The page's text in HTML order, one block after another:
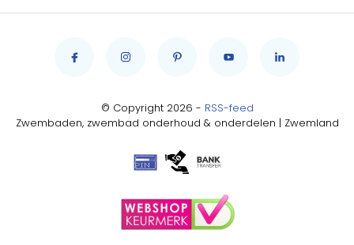
© Copyright 2026 - RSS-feed
Zwembaden, zwembad onderhoud & onderdelen | Zwemland